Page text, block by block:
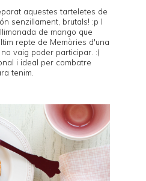
aquestes tarteletes de
senzillament, brutals! :p I
de mango que
repte de Memòries d'una
vaig poder participar. :(
i ideal per combatre
tenim.